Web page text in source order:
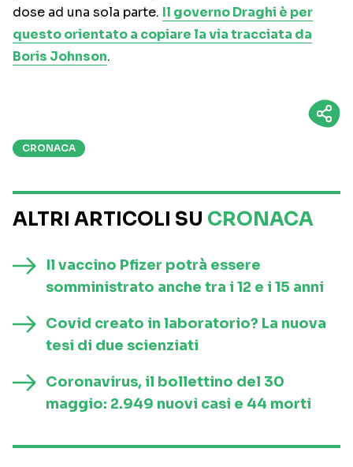
dose ad una sola parte. Il governo Draghi è per
questo orientato a copiare la via tracciata da
Boris Johnson.
CRONACA
ALTRI ARTICOLI SU CRONACA
Il vaccino Pfizer potrà essere
somministrato anche tra i 12 e i 15 anni
Covid creato in laboratorio? La nuova
tesi di due scienziati
Coronavirus, il bollettino del 30
maggio: 2.949 nuovi casi e 44 morti